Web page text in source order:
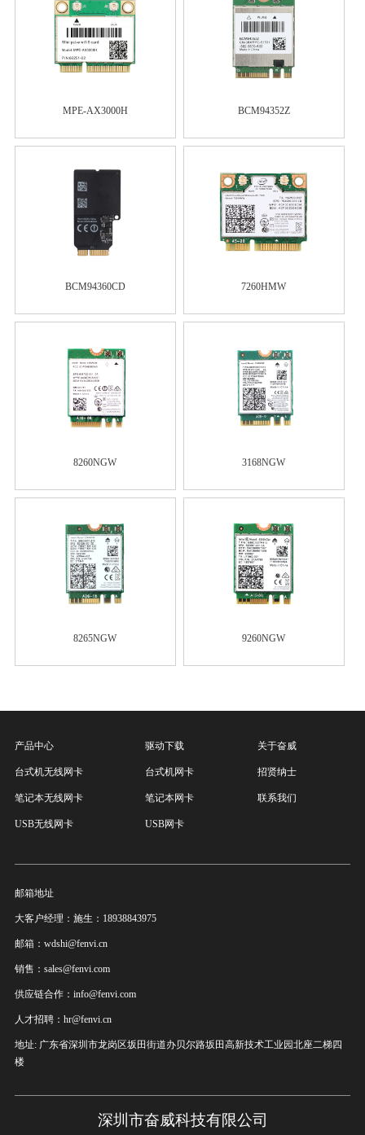
MPE-AX3000H BCM94352Z
BCM94360CD 7260HMW
8260NGW 3168NGW
8265NGW 9260NGW
产品中心
台式机无线网卡
笔记本无线网卡
USB无线网卡
驱动下载
台式机网卡
笔记本网卡
USB网卡
关于奋威
招贤纳士
联系我们
邮箱地址
大客户经理：施生：18938843975
邮箱：wdshi@fenvi.cn
销售：sales@fenvi.com
供应链合作：info@fenvi.com
人才招聘：hr@fenvi.cn
地址: 广东省深圳市龙岗区坂田街道办贝尔路坂田高新技术工业园北座二梯四
楼
深圳市奋威科技有限公司